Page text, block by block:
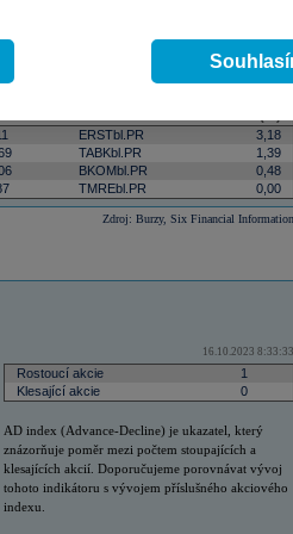
Odeslat
ERSTbl.PR
3,18
TABKbl.PR
1,39
BKOMbl.PR
0,48
TMREbl.PR 0,00
Zdroj: Burzy, Six Financial Information
16.10.2023 8:33:33
Rostoucí akcie
1
Klesající akcie
0
AD index (Advance-Decline) je ukazatel, který
znázorňuje poměr mezi počtem stoupajících a
klesajících akcií. Doporučujeme porovnávat vývoj
tohoto indikátoru s vývojem příslušného akciového
indexu.